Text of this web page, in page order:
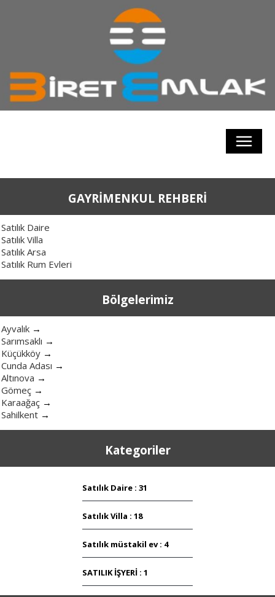
GAYRİMENKUL REHBERİ
Satılık Daire
Satılık Villa
Satılık Arsa
Satılık Rum Evleri
Bölgelerimiz
Ayvalık →
Sarımsaklı →
Küçükköy →
Cunda Adası →
Altınova →
Gömeç →
Karaağaç →
Sahilkent →
Kategoriler
Satılık Daire : 31
Satılık Villa : 18
Satılık müstakil ev : 4
SATILIK İŞYERİ : 1